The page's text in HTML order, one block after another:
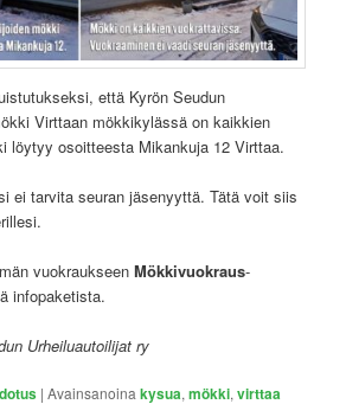
että Kyrön Seudun
Virttaan mökkikylässä on kaikkien
löytyy osoitteesta Mikankuja 12 Virttaa.
ei tarvita seuran jäsenyyttä. Tätä voit siis
vuokraukseenMökkivuokraus-
infopaketista.
Urheiluautoilijat ry
|Avainsanoina kysua,mökki,virttaa